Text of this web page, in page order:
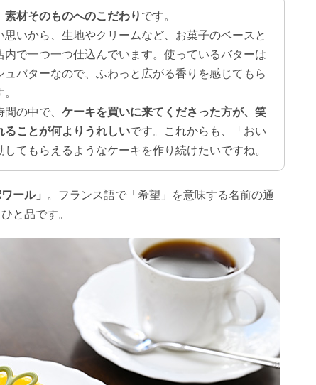
素材そのものへのこだわり です。
思いから、生地やクリームなど、お菓子のベースと
内で一つ一つ仕込んでいます。使っているバターは
ュバターなので、ふわっと広がる香りを感じてもら
の中で、 ケーキを買いに来てくださった方が、笑
ることが何よりうれしいです。これからも、「おい
してもらえるようなケーキを作り続けたいですね。
ール」
。フランス語で「希望」を意味する名前の通
と品です。